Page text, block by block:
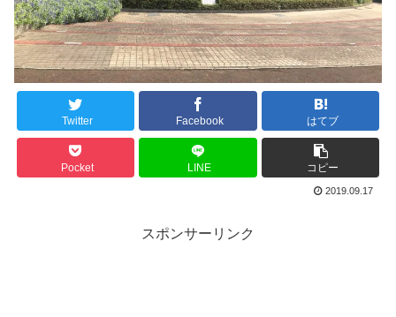
Twitter Facebook はてブ
Pocket LINE コピー
2019.09.17
スポンサーリンク